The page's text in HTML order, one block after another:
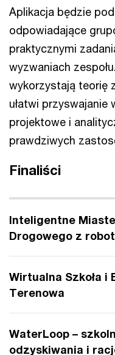
Aplikacja będzie
odpowiadające
praktycznymi
wyzwaniach
wykorzystają teorię
ułatwi przyswajanie
projektowe i
prawdziwych
Finaliści
Inteligentne
Drogowego z
Wirtualna Szkoła i
Terenowa
WaterLoop –
odzyskiwania i